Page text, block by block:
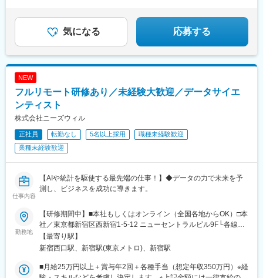
気になる 応募する
NEW
フルリモート研修あり／未経験大歓迎／データサイエ
ンティスト
株式会社ニーズウィル
正社員 転勤なし 5名以上採用
職種未経験歓迎
業種未経験歓迎
仕事内容
【AIや統計を駆使する最先端の仕事！】◆データの力で未来を予
測し、ビジネスを成功に導きます。
勤務地
【研修期間中】■本社もしくはオンライン（全国各地からOK）□本
社／東京都新宿区西新宿1-5-12 ニューセントラルビル9F└各線
「新宿」駅より徒歩3分└都営大江戸線「新宿西口」駅より徒歩2
分【研修終了後】■東京23区を中心とした全国各地のITプロジェク
ん。※すべて徒歩10分以内の駅チカオフィスです。※フルリモー
【最寄り駅】
新宿西口駅、新宿駅(東京メトロ)、新宿駅
■月給25万円以上＋賞与年2回＋各種手当（想定年収350万円）※経